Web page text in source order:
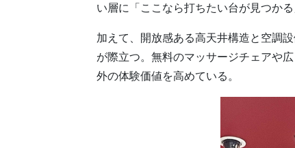
い層に「ここなら打ちたい台が見つか
加えて、開放感ある高天井構造と空調
が際立つ。無料のマッサージチェアや
外の体験価値を高めている。